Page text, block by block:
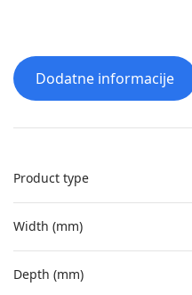
Dodatne informacije
Product type
Width (mm)
Depth (mm)